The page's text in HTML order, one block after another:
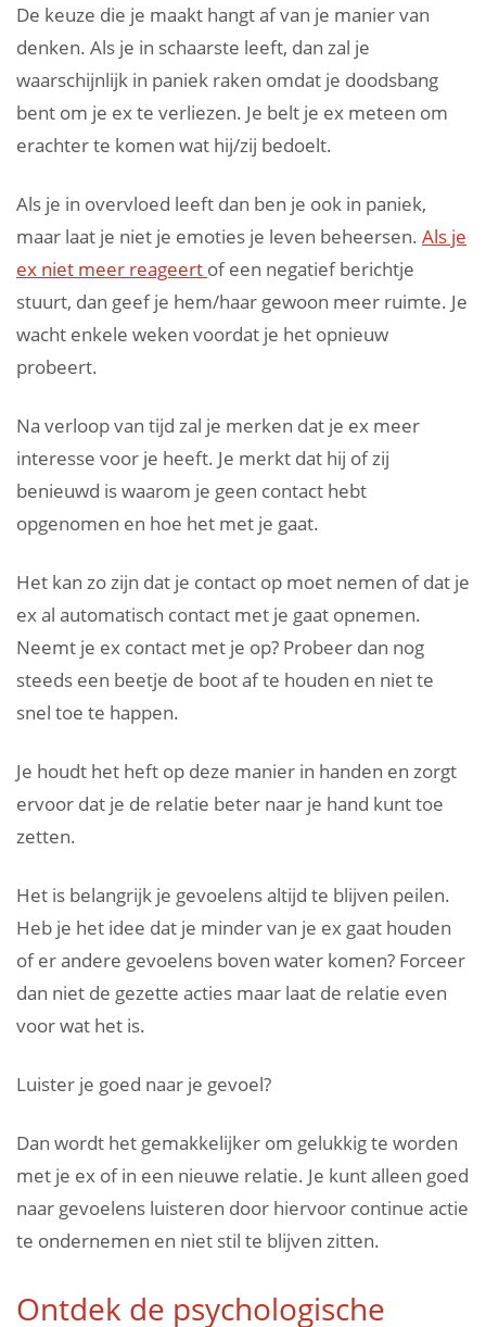
De keuze die je maakt hangt af van je manier van
denken. Als je in schaarste leeft, dan zal je
waarschijnlijk in paniek raken omdat je doodsbang
bent om je ex te verliezen. Je belt je ex meteen om
erachter te komen wat hij/zij bedoelt.
Als je in overvloed leeft dan ben je ook in paniek,
maar laat je niet je emoties je leven beheersen. Als je
ex niet meer reageert of een negatief berichtje
stuurt, dan geef je hem/haar gewoon meer ruimte. Je
wacht enkele weken voordat je het opnieuw
probeert.
Na verloop van tijd zal je merken dat je ex meer
interesse voor je heeft. Je merkt dat hij of zij
benieuwd is waarom je geen contact hebt
opgenomen en hoe het met je gaat.
Het kan zo zijn dat je contact op moet nemen of dat je
ex al automatisch contact met je gaat opnemen.
Neemt je ex contact met je op? Probeer dan nog
steeds een beetje de boot af te houden en niet te
snel toe te happen.
Je houdt het heft op deze manier in handen en zorgt
ervoor dat je de relatie beter naar je hand kunt toe
zetten.
Het is belangrijk je gevoelens altijd te blijven peilen.
Heb je het idee dat je minder van je ex gaat houden
of er andere gevoelens boven water komen? Forceer
dan niet de gezette acties maar laat de relatie even
voor wat het is.
Luister je goed naar je gevoel?
Dan wordt het gemakkelijker om gelukkig te worden
met je ex of in een nieuwe relatie. Je kunt alleen goed
naar gevoelens luisteren door hiervoor continue actie
te ondernemen en niet stil te blijven zitten.
Ontdek de psychologische